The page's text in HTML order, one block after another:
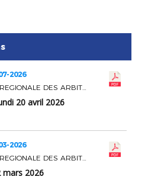
2026
COMMISSION REGIONALE DES ARBITRES
20 avril 2026
2026
COMMISSION REGIONALE DES ARBITRES
mars 2026